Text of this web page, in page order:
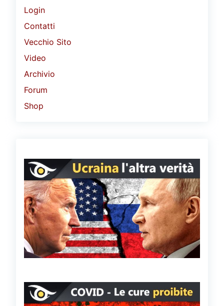
Login
Contatti
Vecchio Sito
Video
Archivio
Forum
Shop